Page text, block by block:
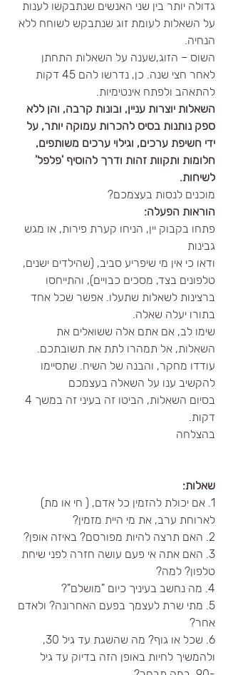
גדולה יותר בין שני האנשים שנתבקשו לענות
על השאלות לעומת זוג שנתבקש לשוחח ללא
הנחיה.
השוס – הזוג,שענה על השאלות התחתן
לאחר חצי שנה. כן, נדרשו להם 45 דקות
להתאהב ולפתח אינטימיות.
השאלות יוצרות עניין, ובונות קרבה, והן ללא
ספק נותנות בסיס להכרות עמוקה יותר, על
ידי חשיפת ערכים, וגילוי ערכים משותפים,
חלומות ותקוות זהות ודרך להוסיף 'פלפל'
לשיחות.
מוכנים לנסות בעצמכם?
הוראות הפעלה:
פתחו בקבוק יין, הניחו קערת פירות, או מגש
גבינות
ודאו כי אין מי שיפריע סביב, (שהילדים ישנים,
טלפונים בצד, מסכים כבויים), והתייחסו
ברצינות לשאלות שתעלו. אפשר שכל אחד
בתורו יעלה שאלה.
שימו לב, אם אתם אלה ששואלים את
השאלות, אל תמהרו לתת את תשובתכם.
עודדו מחקר, והבנה של השיח. שתסיימו
להקשיב ענו על השאלה בעצמכם
דקות.
בהצלחה
שאלות:
1. אם יכולת להזמין כל אדם, ( חי או מת)
לארוחת ערב, את מי היית מזמין?
2. האם תרצה להיות מפורסם? באיזה אופן?
3. האם אתה אי פעם עושה חזרה לפני שיחת
טלפון? למה?
4. מה נחשב בעיניך כיום "מושלם"?
5. מתי שרת לעצמך בפעם האחרונה? ולאדם
אחר?
6. שכל או גוף? מה שהשגת עד גיל 30,
ולהמשיך לחיות באופן הזה בדיוק עד גיל